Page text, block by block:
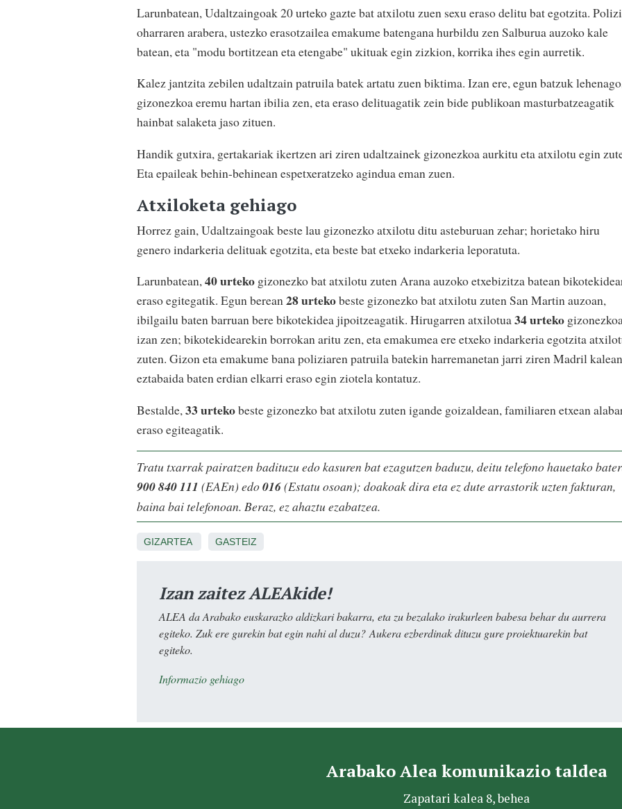
Larunbatean, Udaltzaingoak 20 urteko gazte bat atxilotu zuen sexu eraso delitu bat egotzita.
oharraren arabera, ustezko erasotzailea emakume batengana hurbildu zen Salburua auzoko kale
batean, eta "modu bortitzean eta etengabe" ukituak egin zizkion, korrika ihes egin aurretik.
Kalez jantzita zebilen udaltzain patruila batek artatu zuen biktima. Izan ere, egun batzuk
gizonezkoa eremu hartan ibilia zen, eta eraso delituagatik zein bide publikoan masturbatzeagatik
hainbat salaketa jaso zituen.
Handik gutxira, gertakariak ikertzen ari ziren udaltzainek gizonezkoa aurkitu eta atxilotu egin
Eta epaileak behin-behinean espetxeratzeko agindua eman zuen.
Atxiloketa gehiago
Horrez gain, Udaltzaingoak beste lau gizonezko atxilotu ditu asteburuan zehar; horietako hiru
genero indarkeria delituak egotzita, eta beste bat etxeko indarkeria leporatuta.
Larunbatean,40 urteko gizonezko bat atxilotu zuten Arana auzoko etxebizitza batean
eraso egitegatik. Egun berean28 urtekobeste gizonezko bat atxilotu zuten San Martin auzoan,
ibilgailu baten barruan bere bikotekidea jipoitzeagatik. Hirugarren atxilotua34 urteko
izan zen; bikotekidearekin borrokan aritu zen, eta emakumea ere etxeko indarkeria egotzita
zuten. Gizon eta emakume bana poliziaren patruila batekin harremanetan jarri ziren Madril
eztabaida baten erdian elkarri eraso egin ziotela kontatuz.
Bestalde, 33 urtekobeste gizonezko bat atxilotu zuten igande goizaldean, familiaren etxean
eraso egiteagatik.
Tratu txarrak pairatzen badituzu edo kasuren bat ezagutzen baduzu, deitu telefono hauetako
900 840 111 (EAEn) edo016(Estatu osoan); doakoak dira eta ez dute arrastorik uzten fakturan,
baina bai telefonoan. Beraz, ez ahaztu ezabatzea.
GIZARTEA GASTEIZ
Izan zaitez ALEAkide!
ALEA da Arabako euskarazko aldizkari bakarra, eta zu bezalako irakurleen babesa behar du aurrera
egiteko. Zuk ere gurekin bat egin nahi al duzu? Aukera ezberdinak dituzu gure proiektuarekin bat
egiteko.
Informazio gehiago
Arabako Alea komunikazio taldea
Zapatari kalea 8, behea